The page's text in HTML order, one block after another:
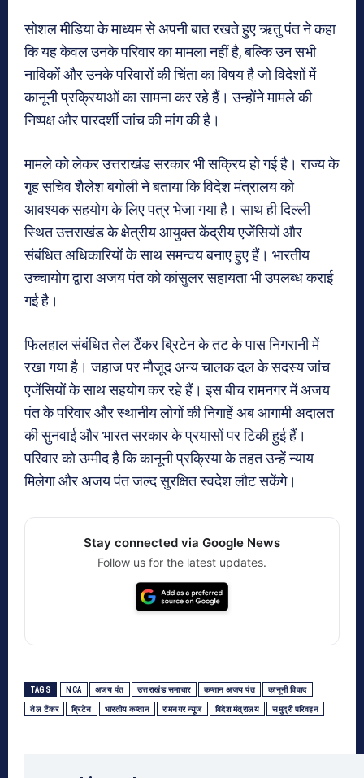
सोशल मीडिया के माध्यम से अपनी बात रखते हुए ऋतु पंत ने कहा
कि यह केवल उनके परिवार का मामला नहीं है, बल्कि उन सभी
नाविकों और उनके परिवारों की चिंता का विषय है जो विदेशों में
कानूनी प्रक्रियाओं का सामना कर रहे हैं। उन्होंने मामले की
निष्पक्ष और पारदर्शी जांच की मांग की है।
मामले को लेकर उत्तराखंड सरकार भी सक्रिय हो गई है। राज्य के
गृह सचिव शैलेश बगोली ने बताया कि विदेश मंत्रालय को
आवश्यक सहयोग के लिए पत्र भेजा गया है। साथ ही दिल्ली
स्थित उत्तराखंड के क्षेत्रीय आयुक्त केंद्रीय एजेंसियों और
संबंधित अधिकारियों के साथ समन्वय बनाए हुए हैं। भारतीय
उच्चायोग द्वारा अजय पंत को कांसुलर सहायता भी उपलब्ध कराई
गई है।
फिलहाल संबंधित तेल टैंकर ब्रिटेन के तट के पास निगरानी में
रखा गया है। जहाज पर मौजूद अन्य चालक दल के सदस्य जांच
एजेंसियों के साथ सहयोग कर रहे हैं। इस बीच रामनगर में अजय
पंत के परिवार और स्थानीय लोगों की निगाहें अब आगामी अदालत
की सुनवाई और भारत सरकार के प्रयासों पर टिकी हुई हैं।
परिवार को उम्मीद है कि कानूनी प्रक्रिया के तहत उन्हें न्याय
मिलेगा और अजय पंत जल्द सुरक्षित स्वदेश लौट सकेंगे।
Stay connected via Google News
Follow us for the latest updates.
TAGS NCA अजय पंत उत्तराखंड समाचार कप्तान अजय पंत कानूनी विवाद
तेल टैंकर ब्रिटेन भारतीय कप्तान रामनगर न्यूज विदेश मंत्रालय समुद्री परिवहन